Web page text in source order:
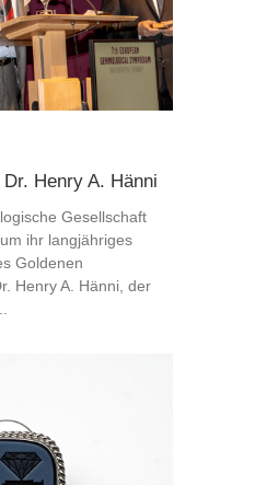
Henry A. Hänni
Gesellschaft
ihr langjähriges
Goldenen
Henry A. Hänni, der